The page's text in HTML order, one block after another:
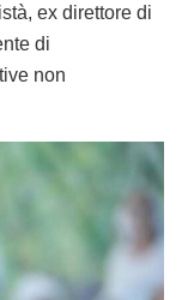
ex direttore di
di
non